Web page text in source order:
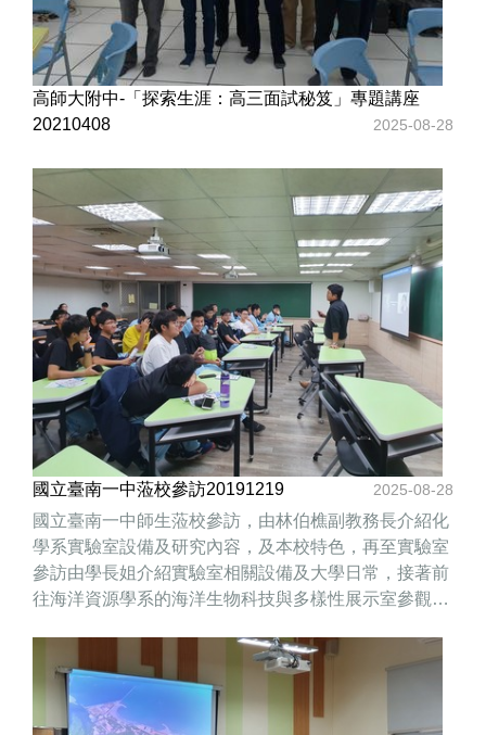
高師大附中-「探索生涯：高三面試秘笈」專題講座
20210408
2025-08-28
國立臺南一中蒞校參訪20191219 2025-08-28
國立臺南一中師生蒞校參訪，由林伯樵副教務長介紹化
學系實驗室設備及研究內容，及本校特色，再至實驗室
參訪由學長姐介紹實驗室相關設備及大學日常，接著前
往海洋資源學系的海洋生物科技與多樣性展示室參觀，
系，由曾以帆老師介紹造波池設備及原理。